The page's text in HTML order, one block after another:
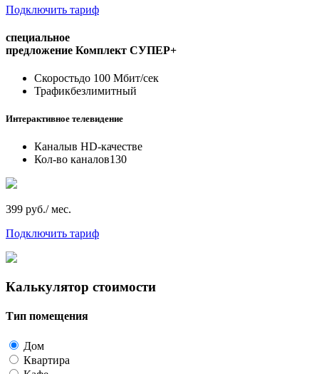
Подключить тариф
специальное
предложение Комплект СУПЕР+
Скоростьдо 100 Мбит/сек
Трафикбезлимитный
Интерактивное телевидение
Каналыв HD-качестве
Кол-во каналов130
399 руб./ мес.
Подключить тариф
Калькулятор стоимости
Тип помещения
Дом
Квартира